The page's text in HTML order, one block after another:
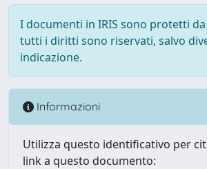
I documenti in IRIS sono protetti
tutti i diritti sono riservati, salvo
indicazione.
Informazioni
Utilizza questo identificativo per
link a questo documento: